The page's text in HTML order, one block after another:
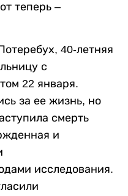
теперь –
40-летняя
с
22 января.
за ее жизнь, но
смерть
и
исследования.